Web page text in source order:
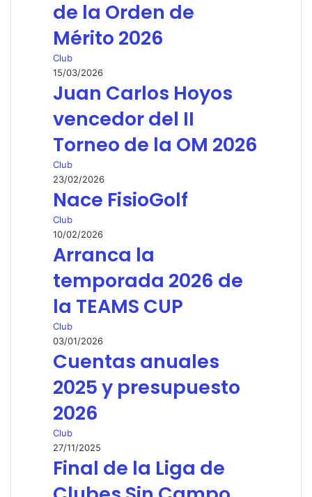
de la Orden de
Mérito 2026
Club
15/03/2026
Juan Carlos Hoyos
vencedor del II
Torneo de la OM 2026
Club
23/02/2026
Nace FisioGolf
Club
10/02/2026
Arranca la
temporada 2026 de
la TEAMS CUP
Club
03/01/2026
Cuentas anuales
2025 y presupuesto
2026
Club
27/11/2025
Final de la Liga de